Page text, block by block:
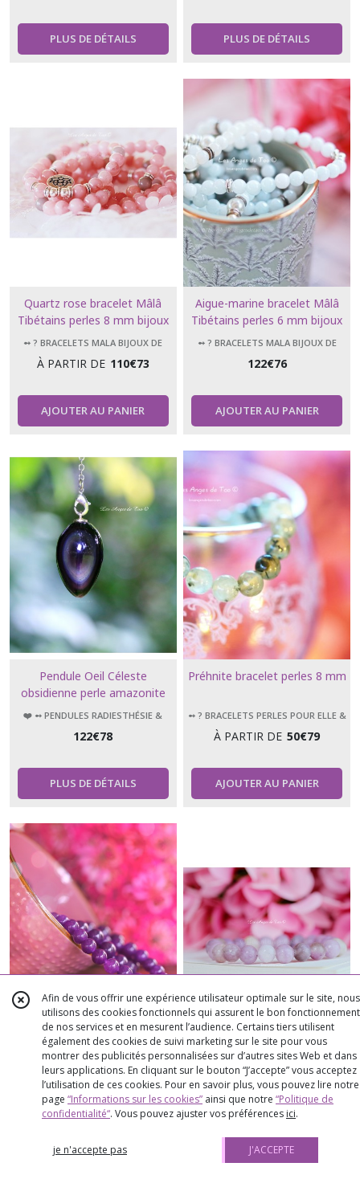
PLUS DE DÉTAILS PLUS DE DÉTAILS
Quartz rose bracelet Mâlâ
Tibétains perles 8 mm bijoux
de méditation 108 perles
➻ ? BRACELETS MALA BIJOUX DE
MÉDITATION 108 PERLES
À PARTIR DE 110€73
AJOUTER AU PANIER
Aigue-marine bracelet Mâlâ
Tibétains perles 6 mm bijoux
de méditation 108 perles
➻ ? BRACELETS MALA BIJOUX DE
122€76
AJOUTER AU PANIER
Pendule Oeil Céleste
obsidienne perle amazonite
❤️ ➻ PENDULES RADIESTHÉSIE &
122€78
PLUS DE DÉTAILS
Préhnite bracelet perles 8 mm
➻ ? BRACELETS PERLES POUR ELLE &
À PARTIR DE 50€79
AJOUTER AU PANIER
Améthyste bracelet en perles 8
mm
➻ ? BRACELETS PERLES POUR ELLE &
LUI
À PARTIR DE 60€46
AJOUTER AU PANIER
Lépidolite bracelet perles
mates 8 mm
➻ ? BRACELETS PERLES POUR ELLE &
LUI
À PARTIR DE 70€31
AJOUTER AU PANIER
Afin de vous offrir une expérience utilisateur optimale sur le site, nous
utilisons des cookies fonctionnels qui assurent le bon fonctionnement
de nos services et en mesurent l’audience. Certains tiers utilisent
également des cookies de suivi marketing sur le site pour vous
montrer des publicités personnalisées sur d’autres sites Web et dans
leurs applications. En cliquant sur le bouton “J’accepte” vous acceptez
l’utilisation de ces cookies. Pour en savoir plus, vous pouvez lire notre
page “Informations sur les cookies” ainsi que notre “Politique de
confidentialité“. Vous pouvez ajuster vos préférences ici.
je n'accepte pas J'ACCEPTE